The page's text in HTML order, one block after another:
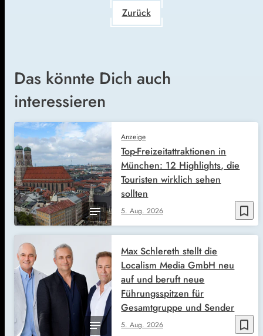
Zurück
Das könnte Dich auch
interessieren
bookmark_border
Anzeige
5. Aug. 2026
Top-Freizeitattraktionen in
München: 12 Highlights, die
Touristen wirklich sehen
sollten
bookmark_border
5. Aug. 2026
Max Schlereth stellt die
Localism Media GmbH neu
auf und beruft neue
Führungsspitzen für
Gesamtgruppe und Sender